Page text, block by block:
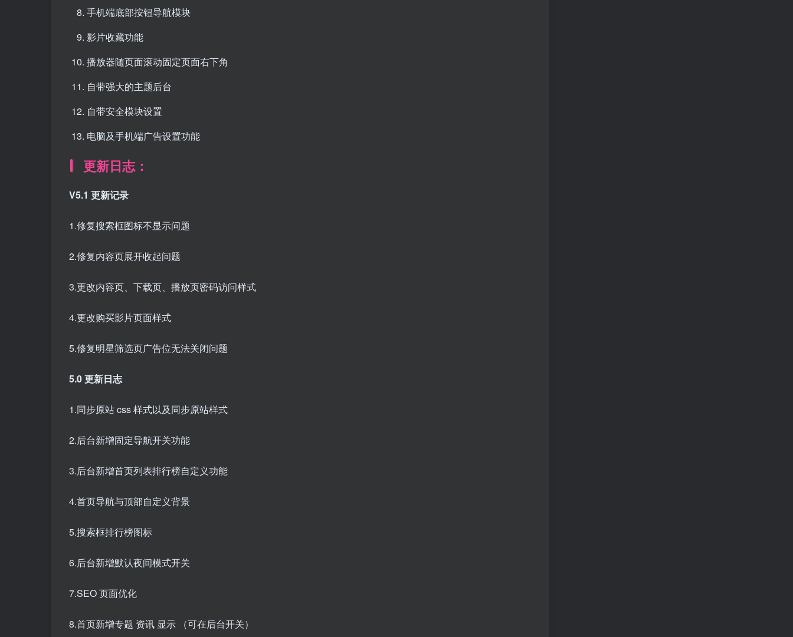
手机端底部按钮导航模块
影片收藏功能
播放器随页面滚动固定页面右下角
自带强大的主题后台
自带安全模块设置
电脑及手机端广告设置功能
更新日志：
V5.1 更新记录
1.修复搜索框图标不显示问题
2.修复内容页展开收起问题
3.更改内容页、下载页、播放页密码访问样式
4.更改购买影片页面样式
5.修复明星筛选页广告位无法关闭问题
5.0 更新日志
1.同步原站 css 样式以及同步原站样式
2.后台新增固定导航开关功能
3.后台新增首页列表排行榜自定义功能
4.首页导航与顶部自定义背景
5.搜索框排行榜图标
6.后台新增默认夜间模式开关
7.SEO 页面优化
8.首页新增专题 资讯 显示 （可在后台开关）